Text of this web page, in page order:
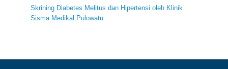
Skrining Diabetes Melitus dan Hipertensi oleh Klinik
Sisma Medikal Pulowatu